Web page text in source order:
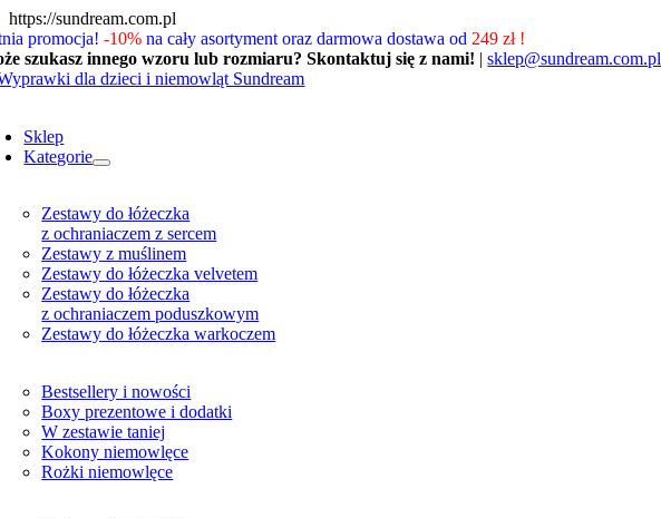
https://sundream.com.pl
to
content
promocja!-10% na cały asortyment oraz darmowa dostawa od 249 zł !
szukasz innego wzoru lub rozmiaru? Skontaktuj się z nami! |sklep@sundream.com.pl
Sklep
Kategorie
Zestawy do łóżeczka
z ochraniaczem z sercem
Zestawy z muślinem
Zestawy do łóżeczka velvetem
Zestawy do łóżeczka
z ochraniaczem poduszkowym
Zestawy do łóżeczka warkoczem
Bestsellery i nowości
Boxy prezentowe i dodatki
W zestawie taniej
Kokony niemowlęce
Rożki niemowlęce